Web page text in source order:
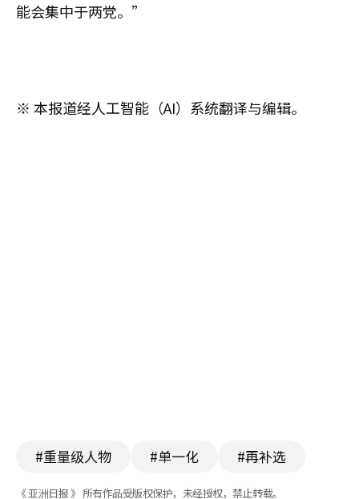
能会集中于两党。”
※ 本报道经人工智能（AI）系统翻译与编辑。
#重量级人物 #单一化 #再补选
《 亚洲日报 》 所有作品受版权保护，未经授权，禁止转载。